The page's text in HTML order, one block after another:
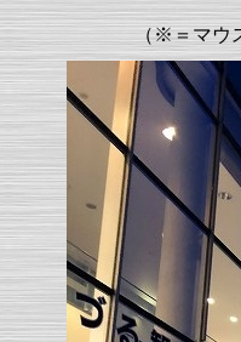
（※＝マウ